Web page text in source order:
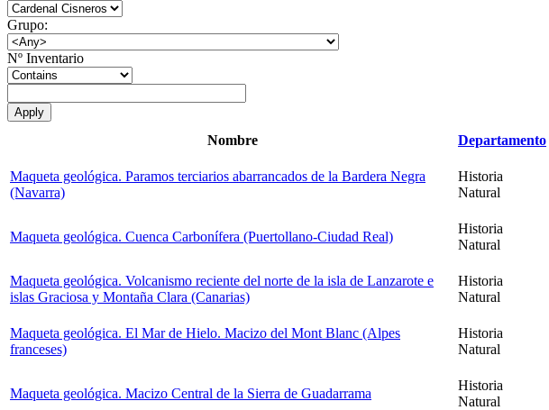
Grupo:
Nº Inventario
Nombre Departamento
Maqueta geológica. Paramos terciarios abarrancados de la Bardera Negra
(Navarra)
Historia
Natural
Maqueta geológica. Cuenca Carbonífera (Puertollano-Ciudad Real)
Historia
Natural
Maqueta geológica. Volcanismo reciente del norte de la isla de Lanzarote e
islas Graciosa y Montaña Clara (Canarias)
Historia
Natural
Maqueta geológica. El Mar de Hielo. Macizo del Mont Blanc (Alpes
franceses)
Historia
Natural
Maqueta geológica. Macizo Central de la Sierra de Guadarrama
Historia
Natural